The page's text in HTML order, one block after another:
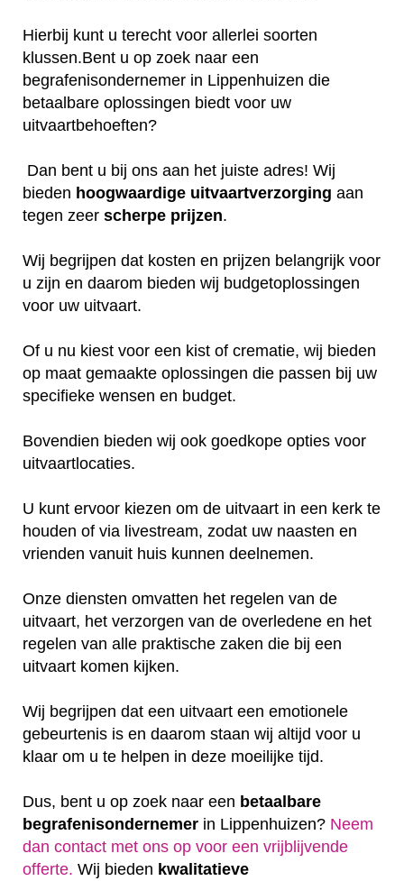
Hierbij kunt u terecht voor allerlei soorten
klussen.Bent u op zoek naar een
begrafenisondernemer in Lippenhuizen die
betaalbare oplossingen biedt voor uw
uitvaartbehoeften?
Dan bent u bij ons aan het juiste adres! Wij
bieden hoogwaardige uitvaartverzorging aan
tegen zeer scherpe prijzen.
Wij begrijpen dat kosten en prijzen belangrijk voor
u zijn en daarom bieden wij budgetoplossingen
voor uw uitvaart.
Of u nu kiest voor een kist of crematie, wij bieden
op maat gemaakte oplossingen die passen bij uw
specifieke wensen en budget.
Bovendien bieden wij ook goedkope opties voor
uitvaartlocaties.
U kunt ervoor kiezen om de uitvaart in een kerk te
houden of via livestream, zodat uw naasten en
vrienden vanuit huis kunnen deelnemen.
Onze diensten omvatten het regelen van de
uitvaart, het verzorgen van de overledene en het
regelen van alle praktische zaken die bij een
uitvaart komen kijken.
Wij begrijpen dat een uitvaart een emotionele
gebeurtenis is en daarom staan wij altijd voor u
klaar om u te helpen in deze moeilijke tijd.
Dus, bent u op zoek naar een betaalbare
begrafenisondernemer in Lippenhuizen? Neem
dan contact met ons op voor een vrijblijvende
offerte‎. Wij bieden kwalitatieve